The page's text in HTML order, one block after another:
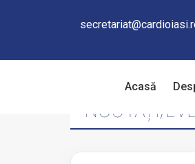
Acasă
NOUTĂȚI/